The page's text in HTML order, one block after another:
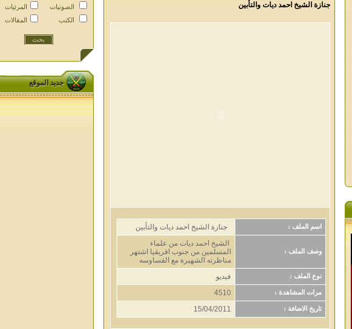
جنازة الشيخ احمد ديات والتأبين
اسم الملف : جنازة الشيخ احمد ديات والتأبين
وصف الملف :
الشيخ احمد ديات من علماء
المسلمين من جنوب افريقيا اشتهر
مناظرته الشهيرة مع القساوسه
نوع الملف : فيديو
مرات المشاهدة : 4510
تاريخ الاضافة : 15/04/2011
الصوتيات
الكتب
المرئيات
المقالات
جديد الموقع